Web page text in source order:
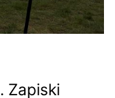
Zapiski